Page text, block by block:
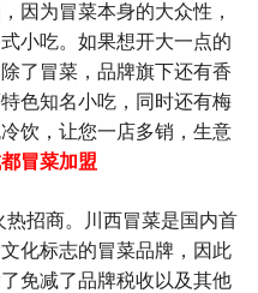
因为冒菜本身的大众性，
小吃。如果想开大一点的
了冒菜，品牌旗下还有香
色知名小吃，同时还有梅
饮，让您一店多销，生意
冒菜加盟
热招商。川西冒菜是国内首
化标志的冒菜品牌，因此
免减了品牌税收以及其他